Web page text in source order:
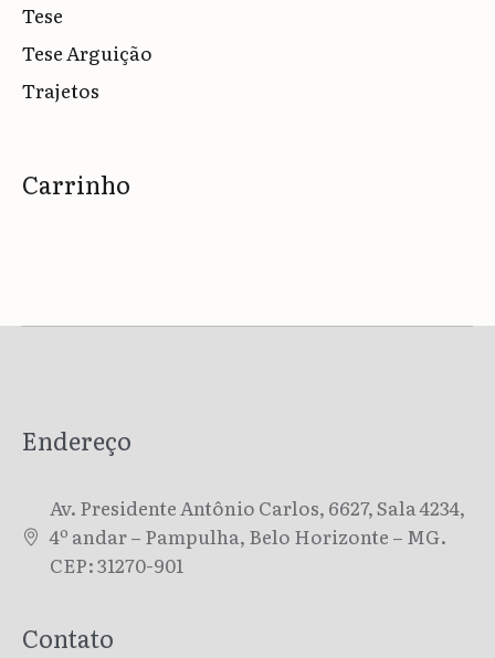
Tese
Tese Arguição
Trajetos
Carrinho
Endereço
Av. Presidente Antônio Carlos, 6627, Sala 4234,
4º andar – Pampulha, Belo Horizonte – MG.
CEP: 31270-901
Contato